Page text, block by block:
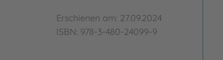
Erschienen am: 27.09.2024
ISBN: 978-3-480-24099-9